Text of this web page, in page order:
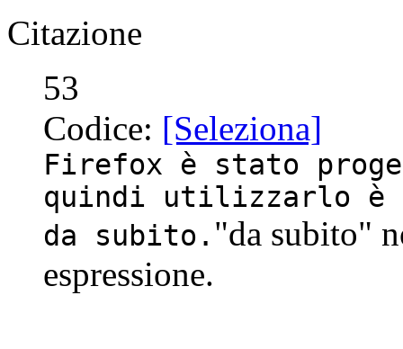
Citazione
53
Codice: [Seleziona]
Firefox è stato
quindi utilizzarlo è
da subito. "da subito"
espressione.